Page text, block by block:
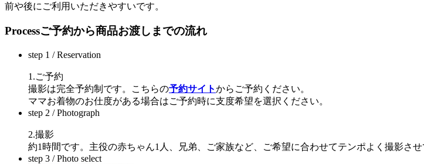
前や後にご利用いただきやすいです。
Processご予約から商品お渡しまでの流れ
step 1 / Reservation
1.ご予約
撮影は完全予約制です。こちらの予約サイトからご予約ください。
ママお着物のお仕度がある場合はご予約時に支度希望を選択ください。
step 2 / Photograph
2.撮影
約1時間です。主役の赤ちゃん1人、兄弟、ご家族など、ご希望に合わせてテンポよく撮影させ
step 3 / Photo select